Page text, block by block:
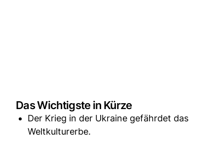
Das Wichtigste in Kürze
Der Krieg in der Ukraine gefährdet das
Weltkulturerbe.